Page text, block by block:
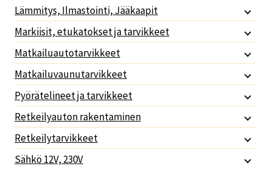
Lämmitys, Ilmastointi, Jääkaapit
Markiisit, etukatokset ja tarvikkeet
Matkailuautotarvikkeet
Matkailuvaunutarvikkeet
Pyörätelineet ja tarvikkeet
Retkeilyauton rakentaminen
Retkeilytarvikkeet
Sähkö 12V, 230V